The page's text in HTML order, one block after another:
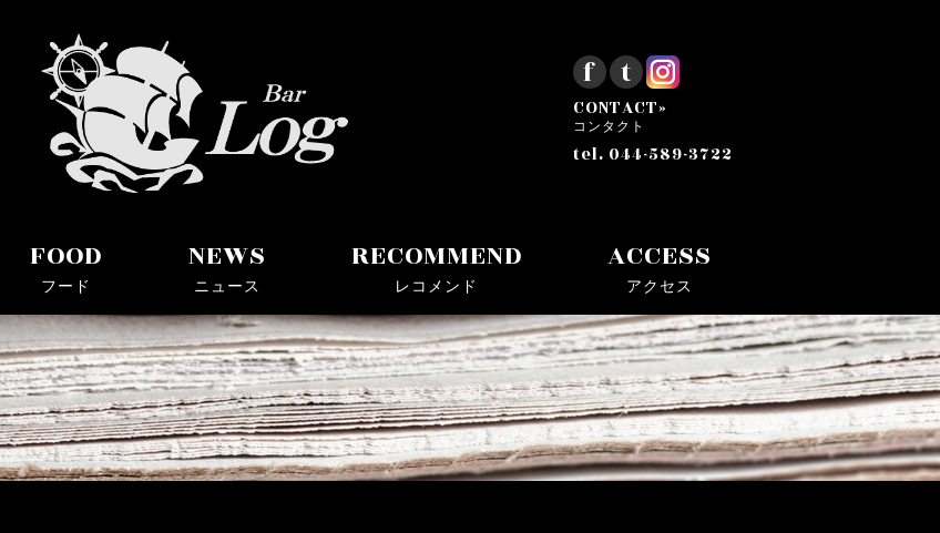
f t
CONTACT»
コンタクト
tel. 044-589-3722
FOOD
フード
NEWS
ニュース
RECOMMEND
レコメンド
ACCESS
アクセス